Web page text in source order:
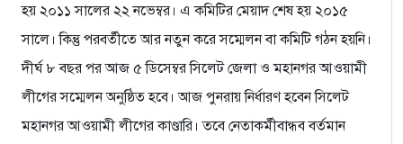
হয় ২০১১ সালের ২২ নভেম্বর। এ কমিটির মেয়াদ শেষ হয় ২০১৫
সালে। কিন্তু পরবর্তীতে আর নতুন করে সম্মেলন বা কমিটি গঠন হয়নি।
দীর্ঘ ৮ বছর পর আজ ৫ ডিসেম্বর সিলেট জেলা ও মহানগর আওয়ামী
লীগের সম্মেলন অনুষ্ঠিত হবে। আজ পুনরায় নির্ধারণ হবেন সিলেট
মহানগর আওয়ামী লীগের কাণ্ডারি। তবে নেতাকর্মীবান্ধব বর্তমান